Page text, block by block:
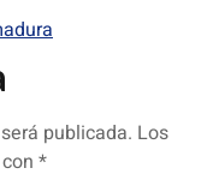
publicada. Los
*